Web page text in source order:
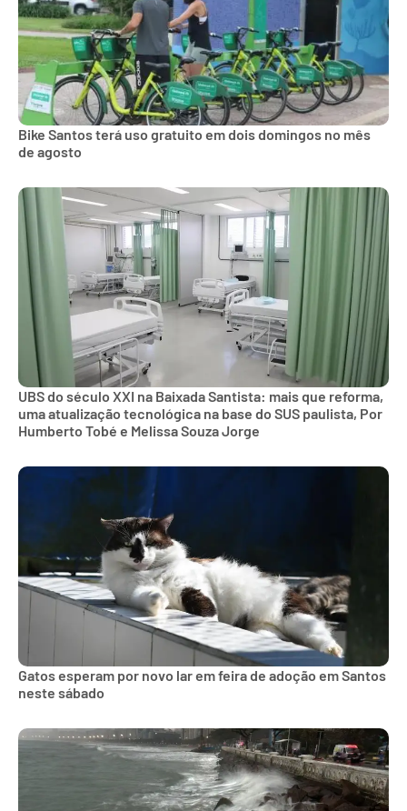
Bike Santos terá uso gratuito em dois domingos no mês
de agosto
UBS do século XXI na Baixada Santista: mais que reforma,
uma atualização tecnológica na base do SUS paulista, Por
Humberto Tobé e Melissa Souza Jorge
Gatos esperam por novo lar em feira de adoção em Santos
neste sábado